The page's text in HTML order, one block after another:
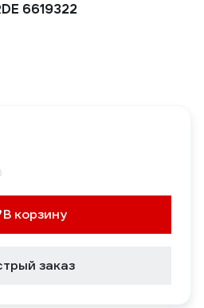
6619322
В корзину
заказ